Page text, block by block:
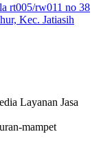
rt005/rw011 no 38
Kec. Jatiasih
Layanan Jasa
mampet